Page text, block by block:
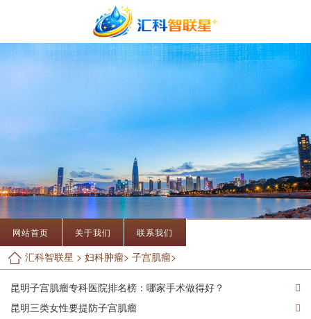
网站首页 关于我们 联系我们
汇科智联星 > 妇科肿瘤> 子宫肌瘤>
昆明子宫肌瘤专科医院排名榜：哪家手术做得好？
昆明三类女性要提防子宫肌瘤